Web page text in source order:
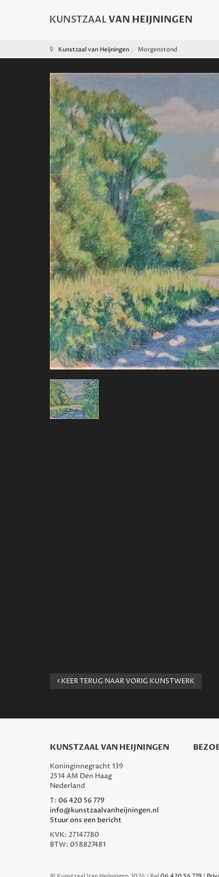
Kunstzaal van Heijningen Morgenstond
KEER TERUG NAAR VORIG KUNSTWERK
KUNSTZAAL VAN HEIJNINGEN
Koninginnegracht 139
2514 AM Den Haag
Nederland
T: 06 420 56 779
info@kunstzaalvanheijningen.nl
Stuur ons een bericht
KVK: 27147780
BTW: 058827481